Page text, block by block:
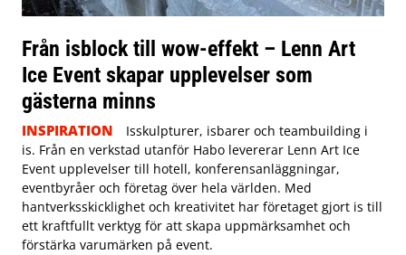
Från isblock till wow-effekt – Lenn Art
Ice Event skapar upplevelser som
gästerna minns
INSPIRATION
Isskulpturer, isbarer och teambuilding i
is. Från en verkstad utanför Habo levererar Lenn Art Ice
Event upplevelser till hotell, konferensanläggningar,
eventbyråer och företag över hela världen. Med
hantverksskicklighet och kreativitet har företaget gjort is till
ett kraftfullt verktyg för att skapa uppmärksamhet och
förstärka varumärken på event.